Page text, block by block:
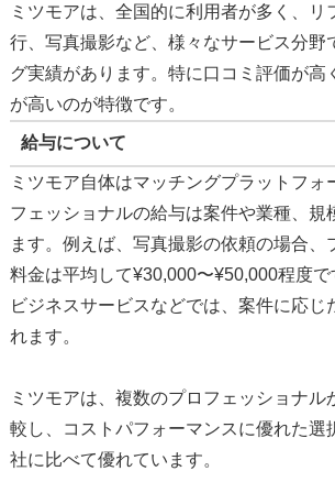
ミツモアは、全国的に利用者が多く、リ
行、写真撮影など、様々なサービス分野
グ実績があります。特に口コミ評価が高
が高いのが特徴です。
給与について
ミツモア自体はマッチングプラットフォ
フェッショナルの給与は案件や業種、規
ます。例えば、写真撮影の依頼の場合、
料金は平均して¥30,000〜¥50,000程度
ビジネスサービスなどでは、案件に応じ
れます。
ミツモアは、複数のプロフェッショナル
較し、コストパフォーマンスに優れた選
社に比べて優れています。